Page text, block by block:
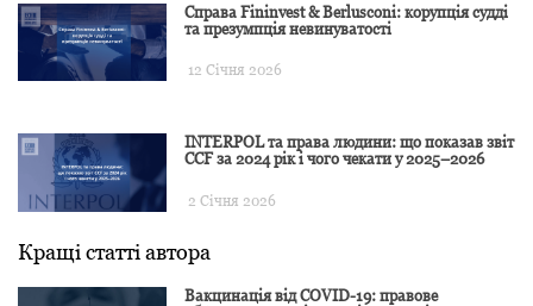
Справа Fininvest & Berlusconi: корупція судді
та презумпція невинуватості
12 Січня 2026
INTERPOL та права людини: що показав звіт
CCF за 2024 рік і чого чекати у 2025–2026
2 Січня 2026
Кращі статті автора
Вакцинація від COVID-19: правове